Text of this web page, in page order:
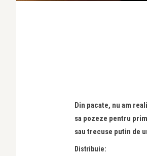
Din pacate, nu am
sa pozeze pentru
sau trecuse putin de
Distribuie: